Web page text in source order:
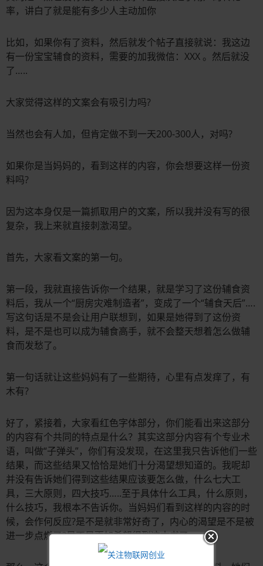
率，讲白了就是能有多少人主动加你
比如，如果你有了资料，然后就发个帖子直接就说：我这边
有一份宝宝辅食的资料，需要的加我微信：XXX 。然后就没
了…..
大家觉得这样的文案会有吸引力吗?
当然也会有人加，但肯定做不到一天200-300人，对吗?
如果你是当妈妈的，看到这样的内容，你会想要这样一份资
料吗?
因为这本身仅是一篇抓取用户的文案，所以我并没有写的很
复杂，我上来就直接刺激渴望。
首先，大家看文案的第一句。
第一段，我就直接告诉你一个结果，就是学习了这份辅食资
料后，我从一个“厨房灾难制造者”，变成了一个“辅食天后”….
写这句话是不是会让用户联想到，如果是她得到了这份资
料，是不是也可以成为辅食高手，就不会整天想着怎么做辅
食而发愁了。
第一句话就让这些妈妈有了一些期待，心里有点发痒了，有
木有?
好了，紧接着，大家看红色字体部分，你们能看出来这部分
的内容有个共同的特点是什么？其实这部分内容有个专业术
语，叫做“子弹头”，你们有没发现，在这里我只告诉他们一些
结果，而这些结果又恰恰是她们十分渴望想知道的。我呢却
并没有告诉她们得到这些结果应该要怎么做，什么七大工
具，三大原则，四大技巧…..至于具体什么工具，什么原则，
什么技巧，我根本不告诉你。当妈妈们看到这样的内容的时
候，会作何反应?是不是就非常好奇了，内心的渴望是不是被
进一步点燃了?是不是更加希望得到这本书了～～